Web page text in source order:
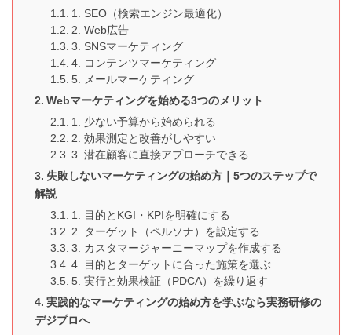
1. SEO（検索エンジン最適化）
2. Web広告
3. SNSマーケティング
4. コンテンツマーケティング
5. メールマーケティング
Webマーケティングを始める3つのメリット
1. 少ない予算から始められる
2. 効果測定と改善がしやすい
3. 潜在顧客に直接アプローチできる
失敗しないマーケティングの始め方｜5つのステップで
解説
1. 目的とKGI・KPIを明確にする
2. ターゲット（ペルソナ）を設定する
3. カスタマージャーニーマップを作成する
4. 目的とターゲットに合った施策を選ぶ
5. 実行と効果検証（PDCA）を繰り返す
実践的なマーケティングの始め方を学ぶなら実務研修の
デジプロへ